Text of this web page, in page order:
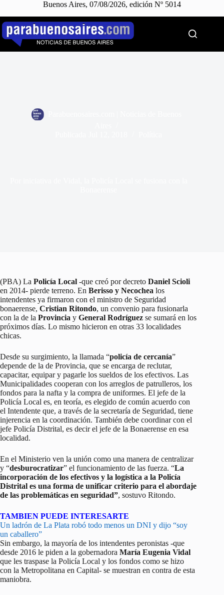
Buenos Aires, 07/08/2026, edición Nº 5014
Saltar
contenido
(PBA) La Policía Local -que creó por decreto Daniel Scioli
en 2014- pierde terreno. En Berisso y Necochea los
intendentes ya firmaron con el ministro de Seguridad
bonaerense, Cristian Ritondo, un convenio para fusionarla
con la de la Provincia y General Rodríguez se sumará en los
próximos días. Lo mismo hicieron en otras 33 localidades
chicas.
Desde su surgimiento, la llamada “policía de cercanía”
depende de la de Provincia, que se encarga de reclutar,
capacitar, equipar y pagarle los sueldos de los efectivos. Las
Municipalidades cooperan con los arreglos de patrulleros, los
fondos para la nafta y la compra de uniformes. El jefe de la
Policía Local es, en teoría, es elegido de común acuerdo con
el Intendente que, a través de la secretaría de Seguridad, tiene
injerencia en la coordinación. También debe coordinar con el
jefe Policía Distrital, es decir el jefe de la Bonaerense en esa
localidad.
En el Ministerio ven la unión como una manera de centralizar
y “desburocratizar” el funcionamiento de las fuerza. “La
incorporación de los efectivos y la logística a la Policía
Distrital es una forma de unificar criterio para el abordaje
de las problemáticas en seguridad”, sostuvo Ritondo.
TAMBIEN PUEDE INTERESARTE
Un ladrón de La Plata robó todo menos un DNI y dijo “soy
un caballero”
Sin embargo, la mayoría de los intendentes peronistas -que
desde 2016 le piden a la gobernadora María Eugenia Vidal
que les traspase la Policía Local y los fondos como se hizo
con la Metropolitana en Capital- se muestran en contra de esta
maniobra.